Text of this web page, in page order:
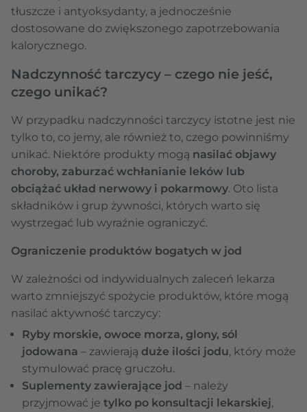
tłuszcze i antyoksydanty, a jednocześnie
dostosowane do zwiększonego zapotrzebowania
kalorycznego.
Nadczynność tarczycy – czego nie jeść,
czego unikać?
W przypadku nadczynności tarczycy istotne jest nie
tylko to, co jemy, ale również to, czego powinniśmy
unikać. Niektóre produkty mogą nasilać objawy
choroby, zaburzać wchłanianie leków lub
obciążać układ nerwowy i pokarmowy. Oto lista
składników i grup żywności, których warto się
wystrzegać lub wyraźnie ograniczyć.
Ograniczenie produktów bogatych w jod
W zależności od indywidualnych zaleceń lekarza
warto zmniejszyć spożycie produktów, które mogą
nasilać aktywność tarczycy:
Ryby morskie, owoce morza, glony, sól
jodowana – zawierają duże ilości jodu, który może
stymulować pracę gruczołu.
Suplementy zawierające jod – należy
przyjmować je tylko po konsultacji lekarskiej,